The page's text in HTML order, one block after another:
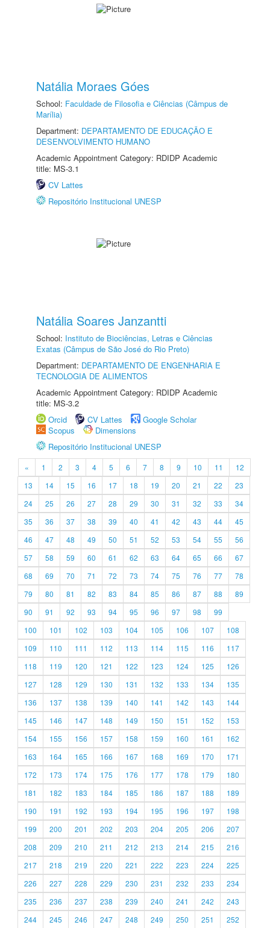
Natália Moraes Góes
School: Faculdade de Filosofia e Ciências (Câmpus de
Marília)
Department: DEPARTAMENTO DE EDUCAÇÃO E
DESENVOLVIMENTO HUMANO
Academic Appointment Category: RDIDP Academic
title: MS-3.1
CV Lattes
Repositório Institucional UNESP
Natália Soares Janzantti
School: Instituto de Biociências, Letras e Ciências
Exatas (Câmpus de São José do Rio Preto)
Department: DEPARTAMENTO DE ENGENHARIA E
TECNOLOGIA DE ALIMENTOS
Academic Appointment Category: RDIDP Academic
title: MS-3.2
Orcid
CV Lattes
Google Scholar
Scopus
Dimensions
Repositório Institucional UNESP
« 1 2 3 4 5 6 7 8 9 10 11
12
13
14 15 16 17 18 19 20 21 22
23
24
25 26 27 28 29 30 31 32 33
34
35
36 37 38 39 40 41 42 43 44
45
46
47 48 49 50 51 52 53 54 55
56
57
58 59 60 61 62 63 64 65 66
67
68
69 70 71 72 73 74 75 76 77
78
79
80 81 82 83 84 85 86 87 88
89
90
91 92 93 94 95 96 97 98
99
100
101 102 103 104 105 106 107
108
109
110 111 112 113 114 115 116
117
118
119 120 121 122 123 124 125
126
127
128 129 130 131 132 133 134
135
136
137 138 139 140 141 142 143
144
145
146 147 148 149 150 151 152
153
154
155 156 157 158 159 160 161
162
163
164 165 166 167 168 169 170
171
172
173 174 175 176 177 178 179
180
181
182 183 184 185 186 187 188
189
190
191 192 193 194 195 196 197
198
199
200 201 202 203 204 205 206
207
208
209 210 211 212 213 214 215
216
217
218 219 220 221 222 223 224
225
226
227 228 229 230 231 232 233
234
235
236 237 238 239 240 241 242
243
244
245 246 247 248 249 250 251 252